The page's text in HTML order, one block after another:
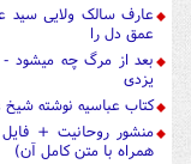
عارف سالک ولایی سید
عمق دل را
بعد از مرگ چه میشود
یزدی
کتاب عباسیه نوشته
منشور روحانیت +
همراه با متن کامل آن)